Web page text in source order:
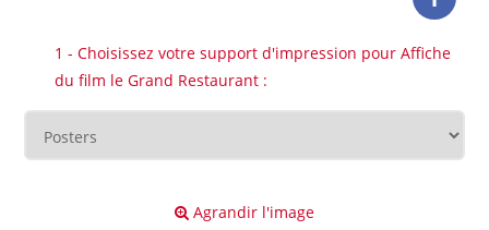
1 - Choisissez votre support d'impression pour Affiche
du film le Grand Restaurant :
Agrandir l'image